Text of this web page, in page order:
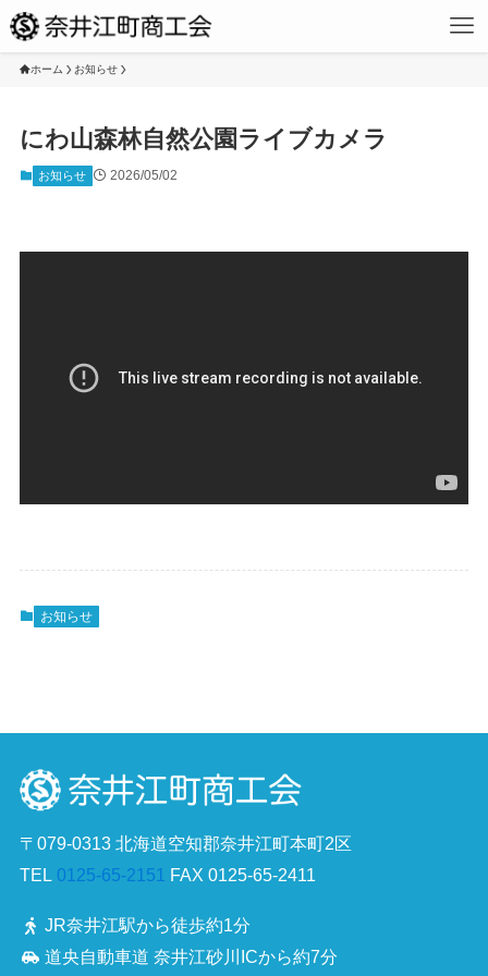
ホーム お知らせ
にわ山森林自然公園ライブカメラ
お知らせ 2026/05/02
お知らせ
〒079-0313 北海道空知郡奈井江町本町2区
TEL 0125-65-2151 FAX 0125-65-2411
JR奈井江駅から徒歩約1分
道央自動車道 奈井江砂川ICから約7分